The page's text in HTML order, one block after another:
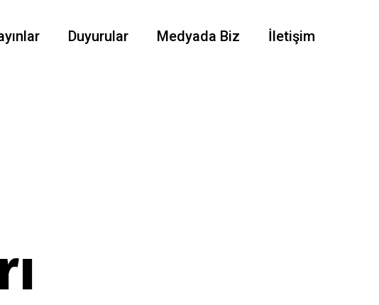
Duyurular Medyada Biz İletişim